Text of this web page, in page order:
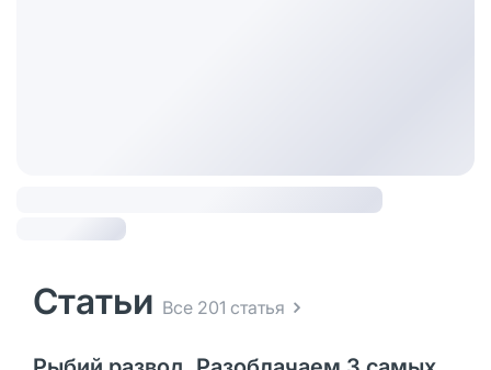
Статьи Все 201 статья